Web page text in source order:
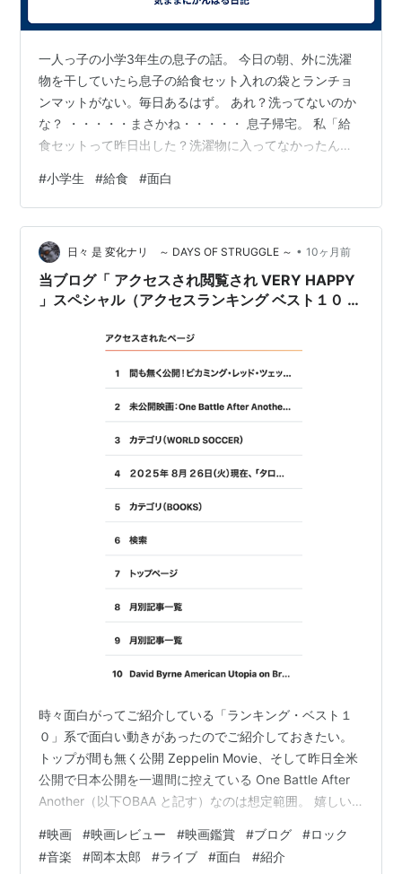
一人っ子の小学3年生の息子の話。 今日の朝、外に洗濯
物を干していたら息子の給食セット入れの袋とランチョ
ンマットがない。毎日あるはず。 あれ？洗ってないのか
な？ ・・・・・まさかね・・・・・ 息子帰宅。 私「給
食セットって昨日出した？洗濯物に入ってなかったんだ
の？」 息子「そのまま使った」 私「・・・・・（まじ
か、てかやはり笑）」 私「洗ってないものを使ったらお
なか壊すよ」 息子「そうなの？先生にわりばしもらえば
よかったか」 私「帰ったらすぐ出してね」（いつも言っ
てるけどね、、） 息子「うん」 ということがありまし
た。 そのまま使うとは、、、予…
#小学生 #給食 #面白
日々 是 変化ナリ ～ DAYS OF STRUGGLE ～ • 10ヶ月前
当ブログ「 アクセスされ閲覧され VERY HAPPY
」スペシャル（アクセスランキング ベスト１０ よ
時々面白がってご紹介している「ランキング・ベスト１
０」系で面白い動きがあったのでご紹介しておきたい。
トップが間も無く公開 Zeppelin Movie、そして昨日全米
公開で日本公開を一週間に控えている One Battle After
Another（以下OBAA と記す）なのは想定範囲。 嬉しい
しい！ そして4位 タローマン TAROMAN系、5位も嬉し
い BOOK系！ そのあとはよくある展開だが着目したいの
#映画 #映画レビュー #映画鑑賞 #ブログ #ロック
#音楽 #岡本太郎 #ライブ #面白 #紹介